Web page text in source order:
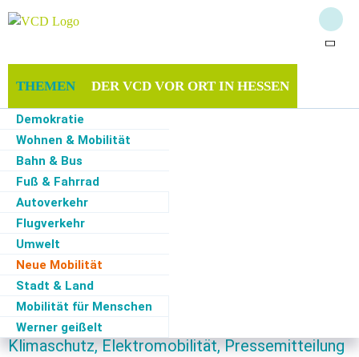
THEMEN
Demokratie
Wohnen & Mobilität
Bahn & Bus
Fuß & Fahrrad
Autoverkehr
Flugverkehr
Umwelt
Neue Mobilität
Stadt & Land
Mobilität für Menschen
Werner geißelt
DER VCD VOR ORT IN HESSEN
Start·Themen·Neue Mobilität
Mitgliedsbetriebe sind schon weiter
VCD-News zum Thema
24.11.2025
Gießen, Autoverkehr, Logistik & Güterverkehr,
Klimaschutz, Elektromobilität, Pressemitteilung